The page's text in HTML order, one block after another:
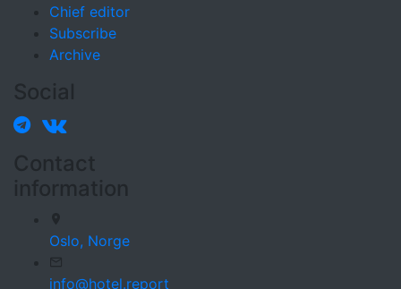
Chief editor
Subscribe
Archive
Social
Contact
information
Oslo, Norge
info@hotel.report